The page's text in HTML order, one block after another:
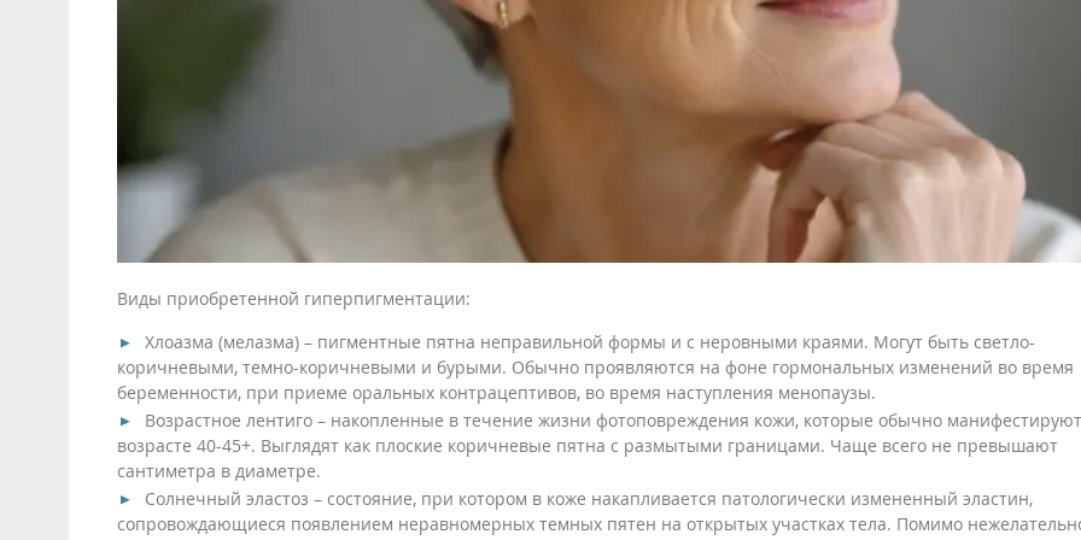
Виды приобретенной гиперпигментации:
Хлоазма (мелазма) – пигментные пятна неправильной формы и с неровными краями. Могут быть светло-
коричневыми, темно-коричневыми и бурыми. Обычно проявляются на фоне гормональных изменений во время
беременности, при приеме оральных контрацептивов, во время наступления менопаузы.
Возрастное лентиго – накопленные в течение жизни фотоповреждения кожи, которые обычно
возрасте 40-45+. Выглядят как плоские коричневые пятна с размытыми границами. Чаще всего не превышают
сантиметра в диаметре.
Солнечный эластоз – состояние, при котором в коже накапливается патологически измененный эластин,
сопровождающиеся появлением неравномерных темных пятен на открытых участках тела. Помимо